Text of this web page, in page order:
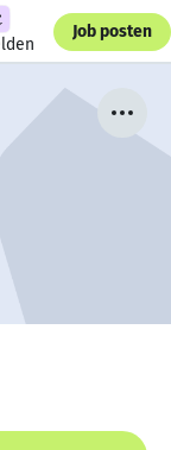
Job posten